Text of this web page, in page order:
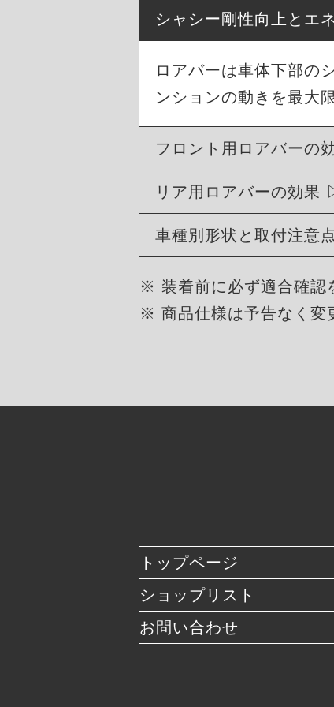
シャシー剛性向上とエ
ロアバーは車体下部の
ンションの動きを最大
フロント用ロアバーの
リア用ロアバーの効果
車種別形状と取付注意点
※ 装着前に必ず適合確認
※ 商品仕様は予告なく変
トップページ
ショップリスト
お問い合わせ